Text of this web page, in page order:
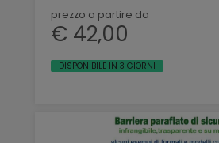
prezzo a partire da
€ 42,00
DISPONIBILE IN 3 GIORNI